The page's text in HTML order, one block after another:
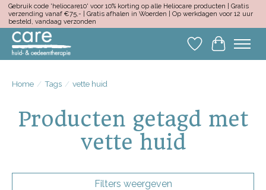
Gebruik code 'heliocare10' voor 10% korting op alle Heliocare producten | Gratis
verzending vanaf €75,- | Gratis afhalen in Woerden | Op werkdagen voor 12 uur
besteld, vandaag verzonden
Verlanglijst
Home / Tags / vette huid
Producten getagd met
vette huid
Filters weergeven